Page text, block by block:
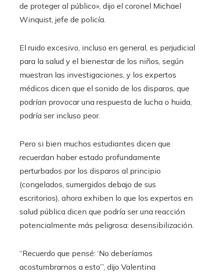
de proteger al público», dijo el coronel Michael
Winquist, jefe de policía.
El ruido excesivo, incluso en general, es perjudicial
para la salud y el bienestar de los niños, según
muestran las investigaciones, y los expertos
médicos dicen que el sonido de los disparos, que
podrían provocar una respuesta de lucha o huida,
podría ser incluso peor.
Pero si bien muchos estudiantes dicen que
recuerdan haber estado profundamente
perturbados por los disparos al principio
(congelados, sumergidos debajo de sus
escritorios), ahora exhiben lo que los expertos en
salud pública dicen que podría ser una reacción
potencialmente más peligrosa: desensibilización.
“Recuerdo que pensé: ‘No deberíamos
acostumbrarnos a esto’”, dijo Valentina